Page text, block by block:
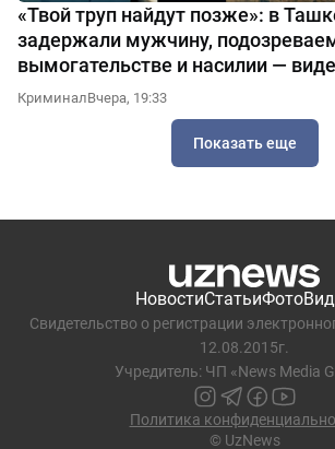
«Твой труп найдут позже»: в
задержали мужчину,
вымогательстве и насилии —
КриминалВчера, 19:33
Показать еще
НовостиСтатьиФото
Свидетельство о регистрации
12.08.2015г.
Учредитель: ЧП «News Media
Политика
© UzNews